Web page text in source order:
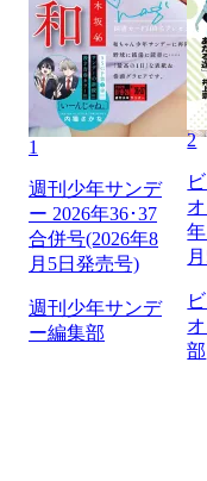
1
週刊少年サンデ
ー 2026年36･37
合併号(2026年8
月5日発売号)
週刊少年サンデ
ー編集部
2
部